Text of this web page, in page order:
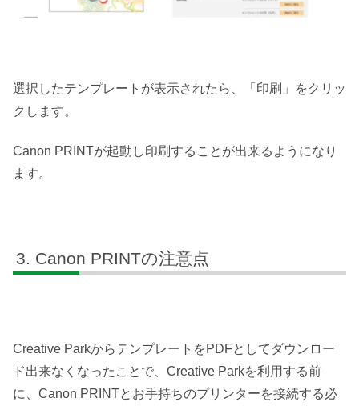
選択したテンプレートが表示されたら、「印刷」をクリッ
クします。
Canon PRINTが起動し印刷することが出来るようになり
ます。
Canon PRINTの注意点
Creative ParkからテンプレートをPDFとしてダウンロー
ド出来なくなったことで、Creative Parkを利用する前
に、Canon PRINTとお手持ちのプリンターを接続する必